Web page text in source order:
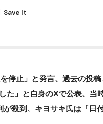
停止」と発言、過去の投
た」と自身のXで公表、当
殺到、キヨサキ氏は「日